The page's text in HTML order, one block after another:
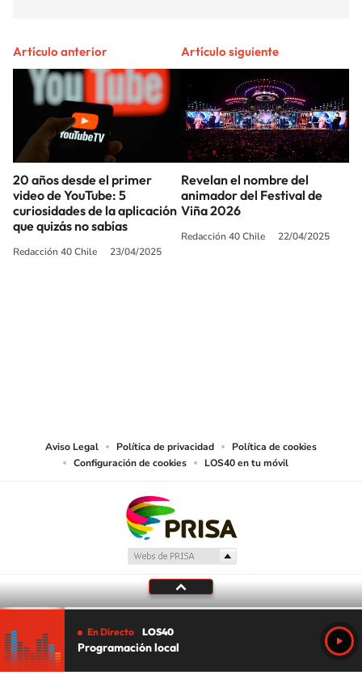
Artículo anterior
20 años desde el primer
video de YouTube: 5
curiosidades de la aplicación
que quizás no sabías
Redacción 40 Chile 23/04/2025
Artículo siguiente
Revelan el nombre del
animador del Festival de
Viña 2026
Redacción 40 Chile 22/04/2025
Aviso Legal Política de privacidad
Política de cookies
Configuración de cookies
LOS40 en tu móvil
En Directo LOS40
Programación local